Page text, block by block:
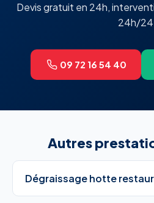
Devis gratuit en 24h,
24h/
09 72 16 54 40
Autres
Dégraissage hotte